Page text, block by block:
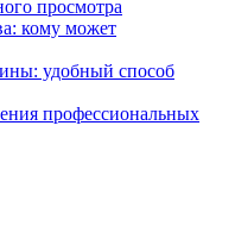
просмотра
кому может
удобный способ
профессиональных